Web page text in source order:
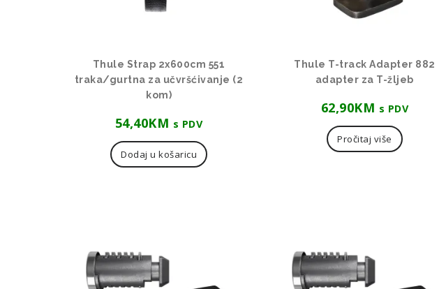
Thule Strap 2x600cm 551
traka/gurtna za učvršćivanje (2
kom)
54,40KM s PDV
Dodaj u košaricu
Thule T-track Adapter 882
adapter za T-žljeb
62,90KM s PDV
Pročitaj više